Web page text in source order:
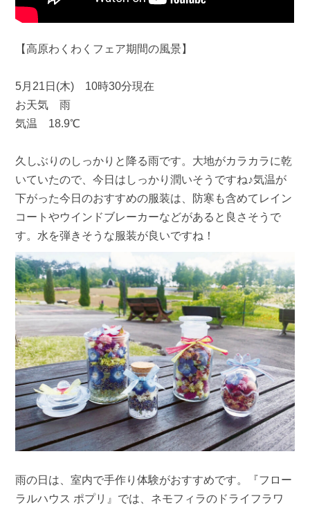
【高原わくわくフェア期間の風景】
5月21日(木) 10時30分現在
お天気 雨
気温 18.9℃
久しぶりのしっかりと降る雨です。大地がカラカラに乾
いていたので、今日はしっかり潤いそうですね♪気温が
下がった今日のおすすめの服装は、防寒も含めてレイン
コートやウインドブレーカーなどがあると良さそうで
す。水を弾きそうな服装が良いですね！
雨の日は、室内で手作り体験がおすすめです。『フロー
ラルハウス ポプリ』では、ネモフィラのドライフラワ